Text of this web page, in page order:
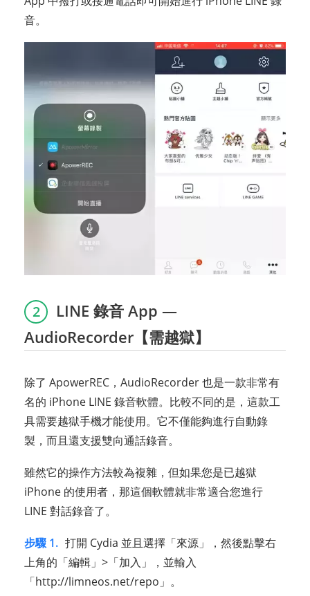
音。
2
LINE 錄音 App —
AudioRecorder【需越獄】
除了 ApowerREC，AudioRecorder 也是一款非常有
名的 iPhone LINE 錄音軟體。比較不同的是，這款工
具需要越獄手機才能使用。它不僅能夠進行自動錄
製，而且還支援雙向通話錄音。
雖然它的操作方法較為複雜，但如果您是已越獄
iPhone 的使用者，那這個軟體就非常適合您進行
LINE 對話錄音了。
步驟 1. 打開 Cydia 並且選擇「來源」，然後點擊右
上角的「編輯」>「加入」，並輸入
「http://limneos.net/repo」。